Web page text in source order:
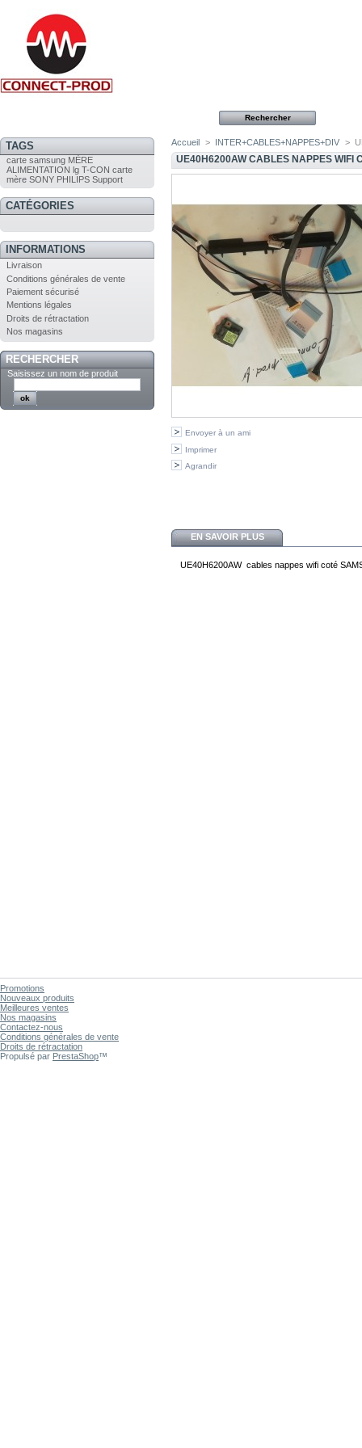
TAGS
carte samsung MÈRE
ALIMENTATION lg T-CON carte
mère SONY PHILIPS Support
CATÉGORIES
INFORMATIONS
Livraison
Conditions générales de vente
Paiement sécurisé
Mentions légales
Droits de rétractation
Nos magasins
RECHERCHER
Saisissez un nom de produit
Accueil > INTER+CABLES+NAPPES+DIV >
UE40H6200AW CABLES NAPPES WIFI
Envoyer à un ami
Imprimer
Agrandir
EN SAVOIR PLUS
UE40H6200AW cables nappes wifi coté
Promotions
Nouveaux produits
Meilleures ventes
Nos magasins
Contactez-nous
Conditions générales de vente
Droits de rétractation
Propulsé par PrestaShop™